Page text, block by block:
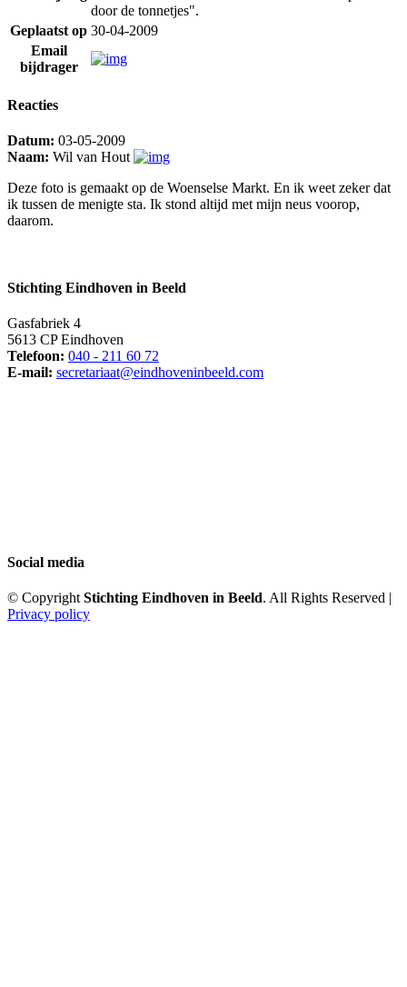
door de tonnetjes".
Geplaatst op 30-04-2009
Email
bijdrager
Reacties
Datum: 03-05-2009
Naam: Wil van Hout
Deze foto is gemaakt op de Woenselse Markt. En ik weet zeker dat
ik tussen de menigte sta. Ik stond altijd met mijn neus voorop,
daarom.
Stichting Eindhoven in Beeld
Gasfabriek 4
5613 CP Eindhoven
Telefoon: 040 - 211 60 72
E-mail: secretariaat@eindhoveninbeeld.com
Social media
© CopyrightStichting Eindhoven in Beeld. All Rights Reserved |
Privacy policy